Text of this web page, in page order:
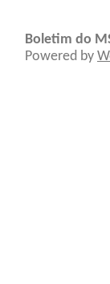
Boletim do
Powered by